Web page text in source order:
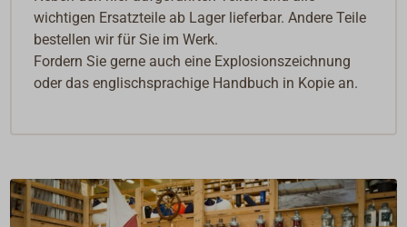
wichtigen Ersatzteile ab Lager lieferbar. Andere Teile
bestellen wir für Sie im Werk.
Fordern Sie gerne auch eine Explosionszeichnung
oder das englischsprachige Handbuch in Kopie an.